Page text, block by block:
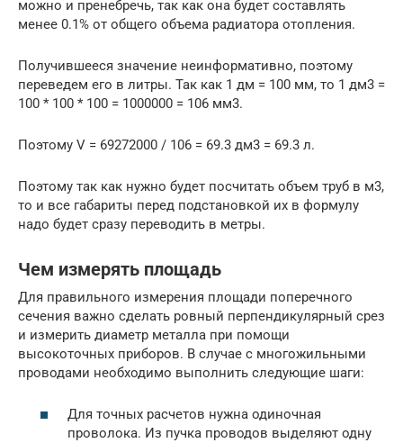
можно и пренебречь, так как она будет составлять
менее 0.1% от общего объема радиатора отопления.
Получившееся значение неинформативно, поэтому
переведем его в литры. Так как 1 дм = 100 мм, то 1 дм3 =
100 * 100 * 100 = 1000000 = 106 мм3.
Поэтому V = 69272000 / 106 = 69.3 дм3 = 69.3 л.
Поэтому так как нужно будет посчитать объем труб в м3,
то и все габариты перед подстановкой их в формулу
надо будет сразу переводить в метры.
Чем измерять площадь
Для правильного измерения площади поперечного
сечения важно сделать ровный перпендикулярный срез
и измерить диаметр металла при помощи
высокоточных приборов. В случае с многожильными
проводами необходимо выполнить следующие шаги:
Для точных расчетов нужна одиночная
проволока. Из пучка проводов выделяют одну